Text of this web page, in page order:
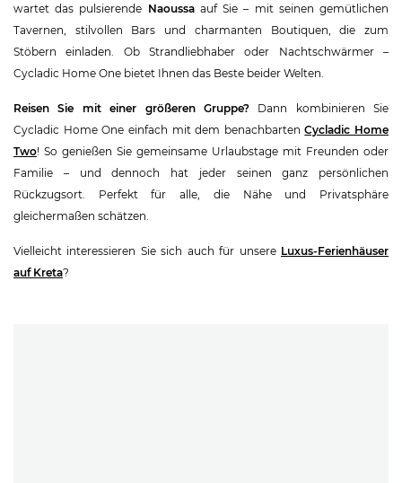
wartet das pulsierende Naoussaauf Sie – mit seinen gemütlichen
Tavernen, stilvollen Bars und charmanten Boutiquen, die zum
Stöbern einladen. Ob Strandliebhaber oder Nachtschwärmer –
Cycladic Home One bietet Ihnen das Beste beider Welten.
Reisen Sie mit einer größeren Gruppe?Dann kombinieren Sie
Cycladic Home One einfach mit dem benachbartenCycladic Home
Two! So genießen Sie gemeinsame Urlaubstage mit Freunden oder
Familie – und dennoch hat jeder seinen ganz persönlichen
Rückzugsort. Perfekt für alle, die Nähe und Privatsphäre
gleichermaßen schätzen.
Vielleicht interessieren Sie sich auch für unsere Luxus-Ferienhäuser
auf Kreta?